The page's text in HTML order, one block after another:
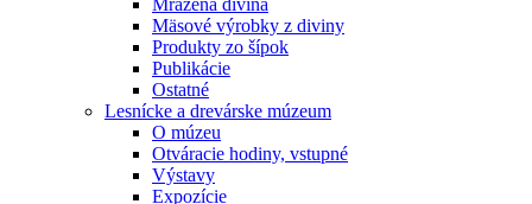
Mäsové výrobky z diviny
Produkty zo šípok
Publikácie
Ostatné
Lesnícke a drevárske múzeum
O múzeu
Otváracie hodiny, vstupné
Výstavy
Expozície